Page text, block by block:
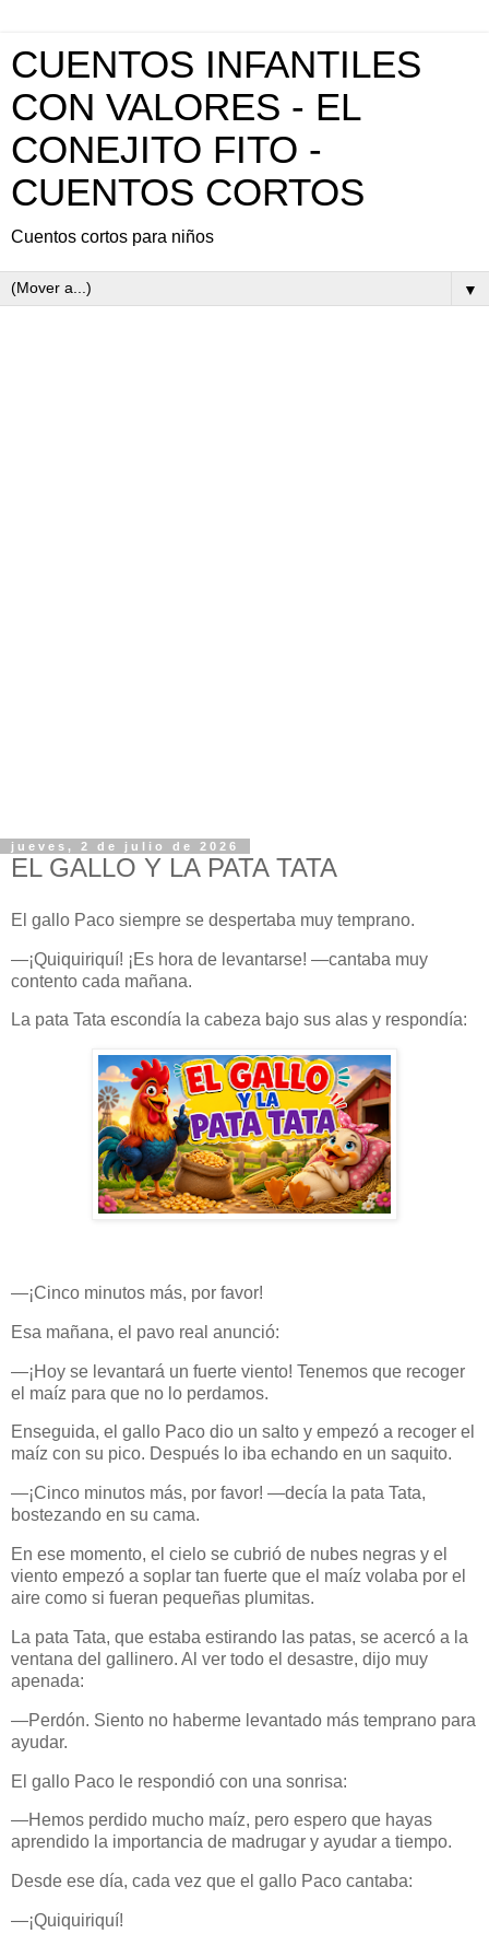
CUENTOS INFANTILES
CON VALORES - EL
CONEJITO FITO -
CUENTOS CORTOS
Cuentos cortos para niños
▼
jueves, 2 de julio de 2026
EL GALLO Y LA PATA TATA
El gallo Paco siempre se despertaba muy temprano.
—¡Quiquiriquí! ¡Es hora de levantarse! —cantaba muy
contento cada mañana.
La pata Tata escondía la cabeza bajo sus alas y respondía:
—¡Cinco minutos más, por favor!
Esa mañana, el pavo real anunció:
—¡Hoy se levantará un fuerte viento! Tenemos que recoger
el maíz para que no lo perdamos.
Enseguida, el gallo Paco dio un salto y empezó a recoger el
maíz con su pico. Después lo iba echando en un saquito.
—¡Cinco minutos más, por favor! —decía la pata Tata,
bostezando en su cama.
En ese momento, el cielo se cubrió de nubes negras y el
viento empezó a soplar tan fuerte que el maíz volaba por el
aire como si fueran pequeñas plumitas.
La pata Tata, que estaba estirando las patas, se acercó a la
ventana del gallinero. Al ver todo el desastre, dijo muy
apenada:
—Perdón. Siento no haberme levantado más temprano para
ayudar.
El gallo Paco le respondió con una sonrisa:
—Hemos perdido mucho maíz, pero espero que hayas
aprendido la importancia de madrugar y ayudar a tiempo.
Desde ese día, cada vez que el gallo Paco cantaba:
—¡Quiquiriquí!